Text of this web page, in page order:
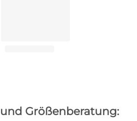
Größenberatung: